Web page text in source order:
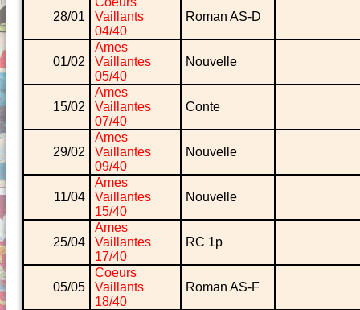
28/01
Vaillants
04/40
Roman AS-D
01/02
Ames
Vaillantes
05/40
Nouvelle
15/02
Ames
Vaillantes
07/40
Conte
29/02
Ames
Vaillantes
09/40
Nouvelle
11/04
Ames
Vaillantes
15/40
Nouvelle
25/04
Ames
Vaillantes
17/40
RC 1p
05/05
Coeurs
Vaillants
18/40
Roman AS-F